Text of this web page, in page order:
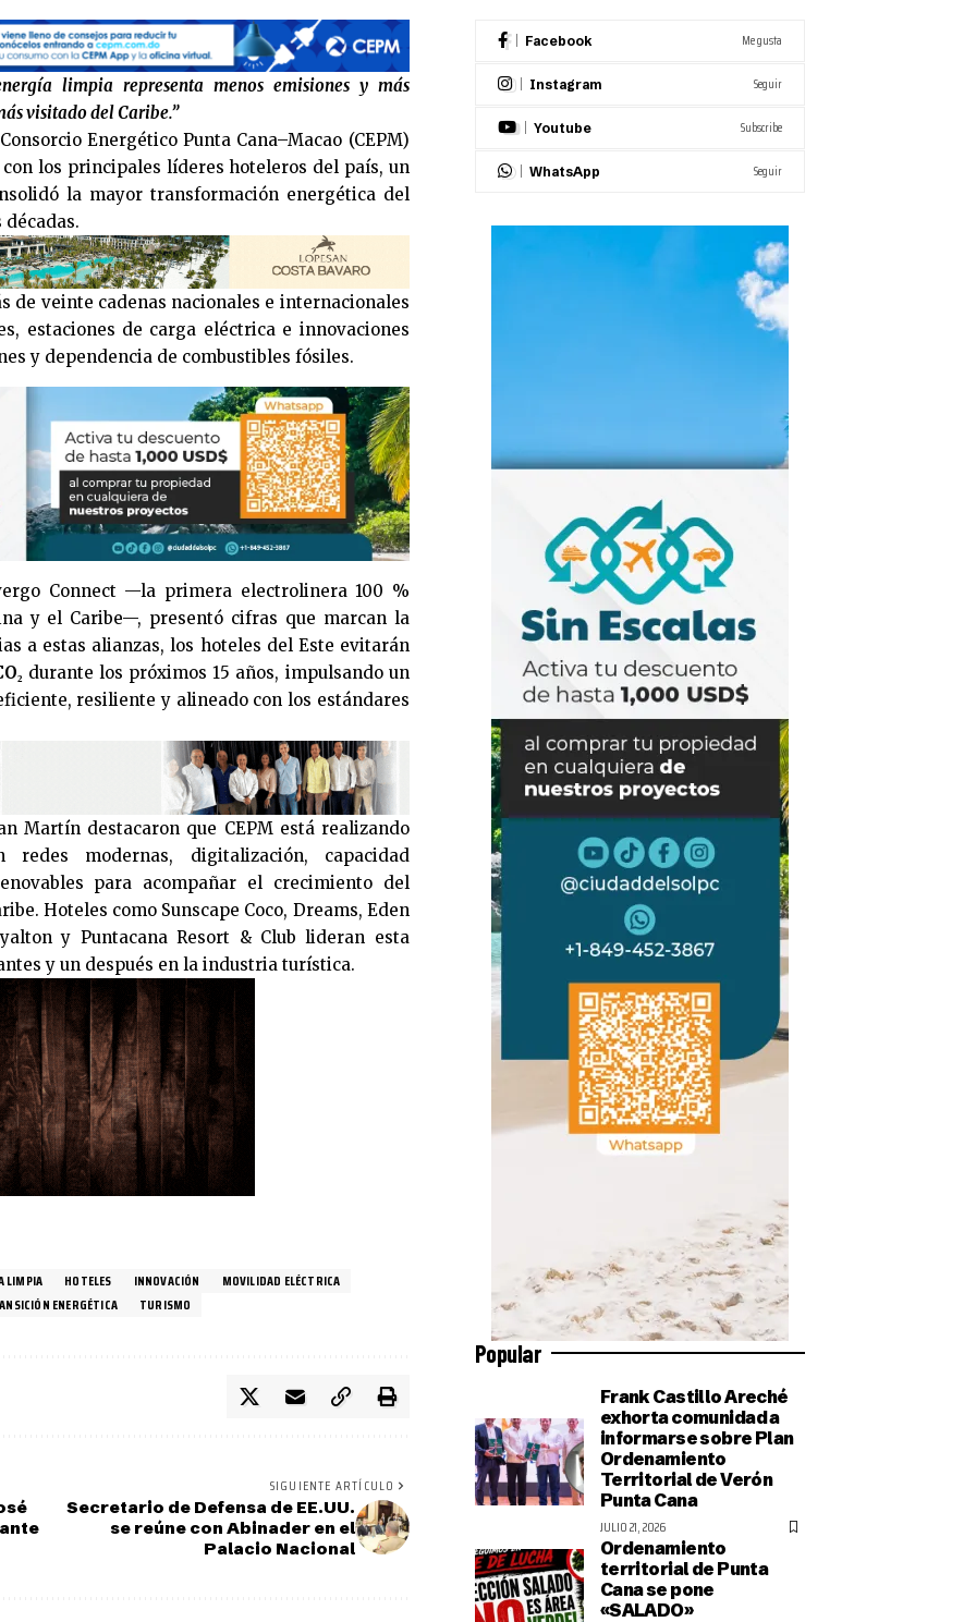
limpia representa menos emisiones y más
visitado del Caribe.”
Energético Punta Cana–Macao (CEPM)
los principales líderes hoteleros del país, un
la mayor transformación energética del
de veinte cadenas nacionales e internacionales
estaciones de carga eléctrica e innovaciones
y dependencia de combustibles fósiles.
Connect —la primera electrolinera 100 %
y el Caribe—, presentó cifras que marcan la
a estas alianzas, los hoteles del Este evitarán
durante los próximos 15 años, impulsando un
resiliente y alineado con los estándares
Martín destacaron que CEPM está realizando
redes modernas, digitalización, capacidad
para acompañar el crecimiento del
Hoteles como Sunscape Coco, Dreams, Eden
y Puntacana Resort & Club lideran esta
y un después en la industria turística.
LIMPIA HOTELES INNOVACIÓN
MOVILIDAD ELÉCTRICA
ENERGÉTICA
TURISMO
SIGUIENTE ARTÍCULO
Secretario de Defensa de EE.UU.
se reúne con Abinader en el
Palacio Nacional
Facebook Me gusta
Instagram Seguir
Youtube Subscribe
WhatsApp Seguir
Popular
Frank Castillo Areché
exhorta comunidad a
informarse sobre Plan
Ordenamiento
Territorial de Verón
Punta Cana
JULIO 21, 2026
Ordenamiento
territorial de Punta
Cana se pone
«SALADO»